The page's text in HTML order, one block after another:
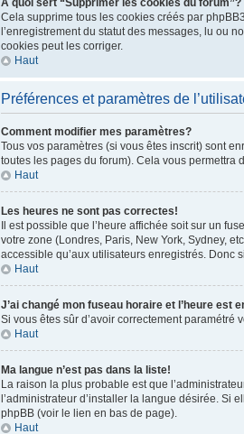
A quoi sert “Supprimer les cookies du forum”?
Cela supprime tous les cookies créés par
l’enregistrement du statut des messages, lu ou
cookies peut les corriger.
Haut
Préférences et paramètres de
Comment modifier mes paramètres?
Tous vos paramètres (si vous êtes inscrit) sont
toutes les pages du forum). Cela vous permettra
Haut
Les heures ne sont pas correctes!
Il est possible que l’heure affichée soit sur un
votre zone (Londres, Paris, New York, Sydney,
accessible qu’aux utilisateurs enregistrés. Donc
Haut
J’ai changé mon fuseau horaire et l’heure est
Si vous êtes sûr d’avoir correctement paramétré
Haut
Ma langue n’est pas dans la liste!
La raison la plus probable est que
l’administrateur d’installer la langue désirée. Si
phpBB (voir le lien en bas de page).
Haut